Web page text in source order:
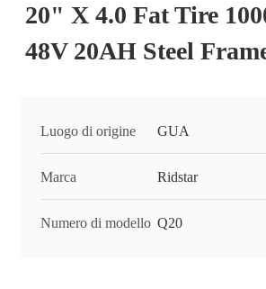
20" X 4.0 Fat Tire
48V 20AH Steel
Luogo di origine GUA
Marca Ridstar
Numero di modello Q20